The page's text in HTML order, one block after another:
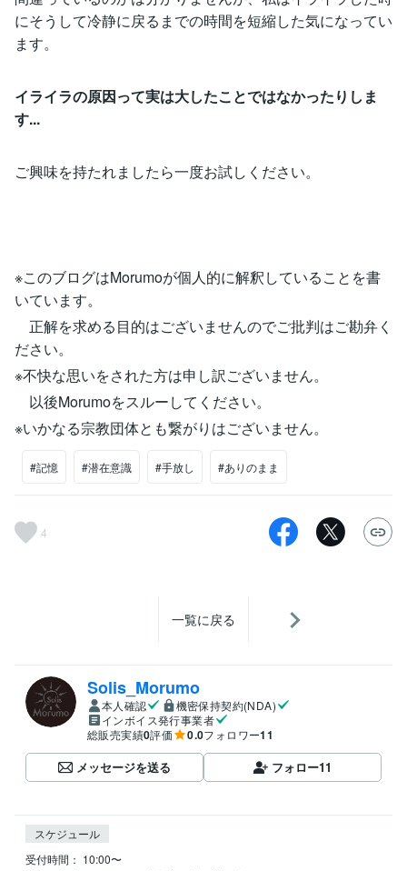
にそうして冷静に戻るまでの時間を短縮した気になってい
ます。
イライラの原因って実は大したことではなかったりしま
す...
ご興味を持たれましたら一度お試しください。
※このブログはMorumoが個人的に解釈していることを書
いています。
正解を求める目的はございませんのでご批判はご勘弁く
ださい。
※不快な思いをされた方は申し訳ございません。
以後Morumoをスルーしてください。
※いかなる宗教団体とも繋がりはございません。
#記憶 #潜在意識 #手放し #ありのまま
4
一覧に戻る
Solis_Morumo
本人確認
機密保持契約(NDA)
インボイス発行事業者
総販売実績0評価 0.0フォロワー11
メッセージを送る フォロー11
スケジュール
受付時間： 10:00〜